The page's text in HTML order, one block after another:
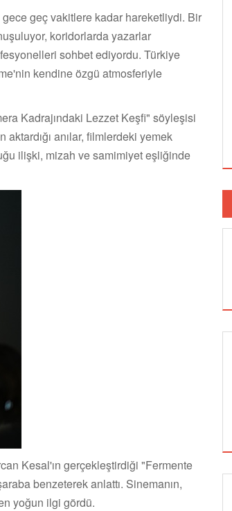
geç vakitlere kadar hareketliydi. Bir
koridorlarda yazarlar
sohbet ediyordu. Türkiye
kendine özgü atmosferiyle
Kadrajındaki Lezzet Keşfi" söyleşisi
anılar, filmlerdeki yemek
ilişki, mizah ve samimiyet eşliğinde
Kesal'ın gerçekleştirdiği "Fermente
benzeterek anlattı. Sinemanın,
yoğun ilgi gördü.